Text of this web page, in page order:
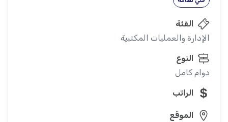
الفئة
الإدارة والعمليات المكتبية
النوع
دوام كامل
الراتب
الموقع